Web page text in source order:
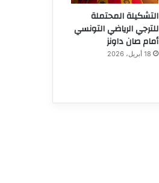
التشكيلة المحتملة
للترجي الرياضي التونسي
أمام صان داونز
18 أبريل، 2026